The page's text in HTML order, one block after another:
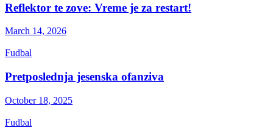
Reflektor te zove: Vreme je za restart!
March 14, 2026
Fudbal
Pretposlednja jesenska ofanziva
October 18, 2025
Fudbal